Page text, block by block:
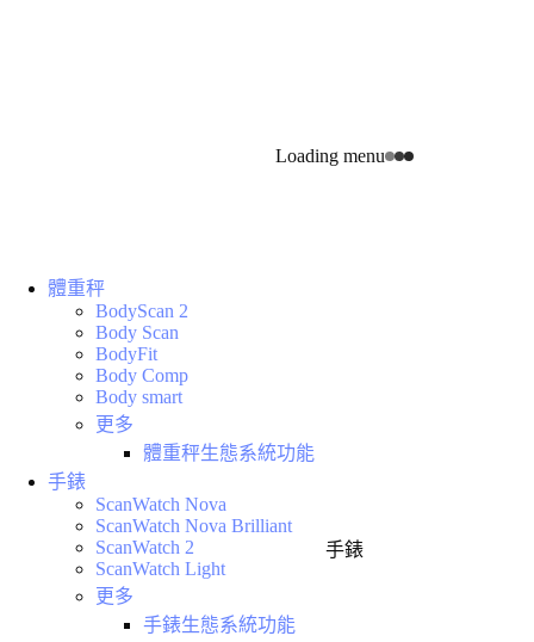
Loading menu
手錶
體重秤
BodyScan 2
Body Scan
BodyFit
Body Comp
Body smart
更多
體重秤生態系統功能
手錶
ScanWatch Nova
ScanWatch Nova Brilliant
ScanWatch 2
ScanWatch Light
更多
手錶生態系統功能